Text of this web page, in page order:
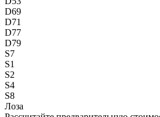
D69
D71
D77
D79
S7
S1
S2
S4
S8
Лоза